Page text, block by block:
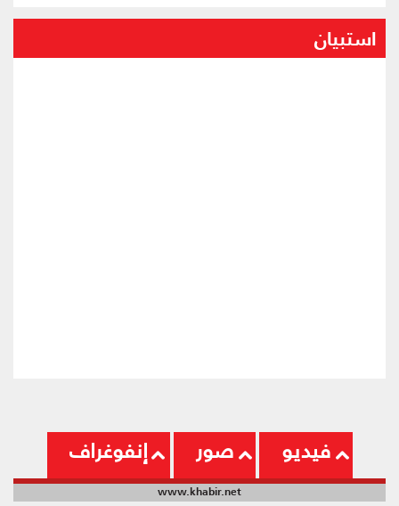
استبيان
فيديو صور إنفوغراف
www.khabir.net